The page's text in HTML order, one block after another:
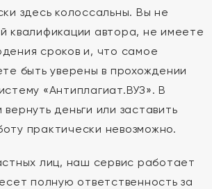
здесь колоссальны. Вы не
квалификации автора, не имеете
сроков и, что самое
быть уверены в прохождении
«Антиплагиат.ВУЗ». В
деньги или заставить
практически невозможно.
лиц, наш сервис работает
полную ответственность за